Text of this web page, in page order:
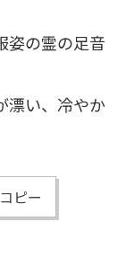
姿の霊の足音
漂い、冷やか
ピー